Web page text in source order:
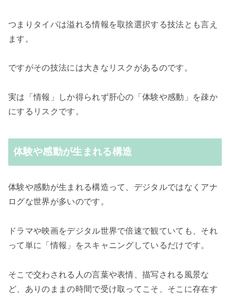
つまりタイパは溢れる情報を取捨選択する技法とも言え
ます。
ですがその技法には大きなリスクがあるのです。
実は「情報」しか得られず肝心の「体験や感動」を疎か
にするリスクです。
体験や感動が生まれる構造
体験や感動が生まれる構造って、デジタルではなくアナ
ログな世界が多いのです。
ドラマや映画をデジタル世界で倍速で観ていても、それ
って単に「情報」をスキャニングしているだけです。
そこで交わされる人の言葉や表情、描写される風景な
ど、ありのままの時間で受け取ってこそ、そこに存在す